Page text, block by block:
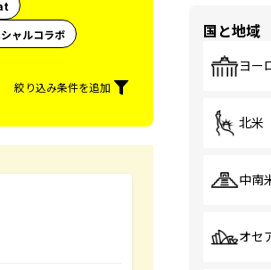
ャルコラボ
絞り込み条件を追加
国と地域
ヨー
北米
中南
オセ